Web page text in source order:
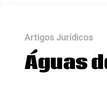
Artigos Jurídicos
Águas